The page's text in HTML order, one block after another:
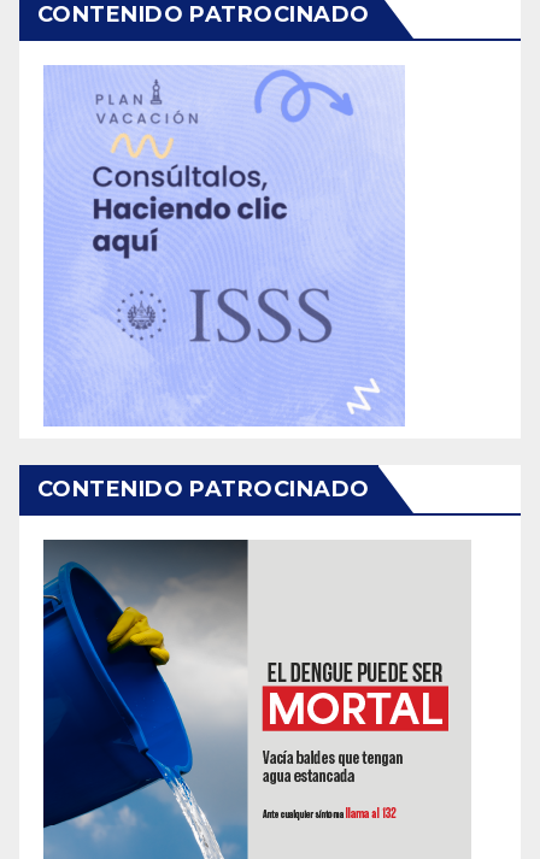
CONTENIDO PATROCINADO
CONTENIDO PATROCINADO